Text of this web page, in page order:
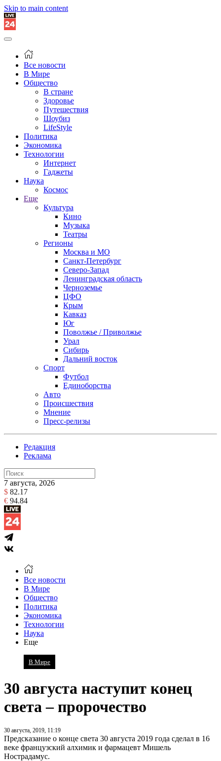
Skip to main content
Все новости
В Мире
Общество
В стране
Здоровье
Путешествия
Шоубиз
LifeStyle
Политика
Экономика
Технологии
Интернет
Гаджеты
Наука
Космос
Еще
Культура
Кино
Музыка
Театры
Регионы
Москва и МО
Санкт-Петербург
Северо-Запад
Ленинградская область
Черноземье
ЦФО
Крым
Кавказ
Юг
Поволжье / Приволжье
Урал
Сибирь
Дальний восток
Спорт
Футбол
Единоборства
Авто
Происшествия
Мнение
Пресс-релизы
Редакция
Реклама
7 августа, 2026
$ 82.17
€ 94.84
Все новости
В Мире
Общество
Политика
Экономика
Технологии
Наука
Еще
В Мире
30 августа наступит конец
света – пророчество
30 августа, 2019, 11:19
Предсказание о конце света 30 августа 2019 года сделал в 16
веке французский алхимик и фармацевт Мишель
Нострадамус.